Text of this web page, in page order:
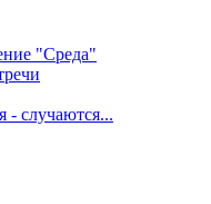
"Среда"
- случаются...